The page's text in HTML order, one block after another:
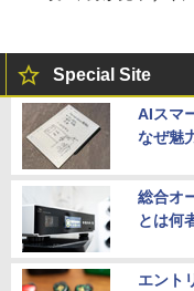
Special Site
AIスマ
なぜ魅
総合オ
とは何
エント